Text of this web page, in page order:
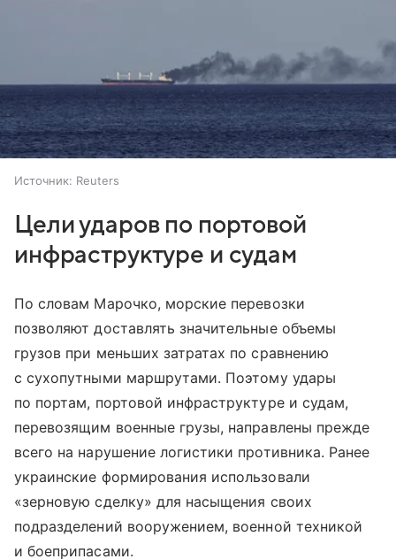
Источник: Reuters
Цели ударов по портовой
инфраструктуре и судам
По словам Марочко, морские перевозки
позволяют доставлять значительные объемы
грузов при меньших затратах по сравнению
с сухопутными маршрутами. Поэтому удары
по портам, портовой инфраструктуре и судам,
перевозящим военные грузы, направлены прежде
всего на нарушение логистики противника. Ранее
украинские формирования использовали
«зерновую сделку» для насыщения своих
подразделений вооружением, военной техникой
и боеприпасами.